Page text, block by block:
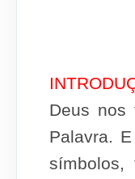
Deus nos
Palavra.
símbolos,